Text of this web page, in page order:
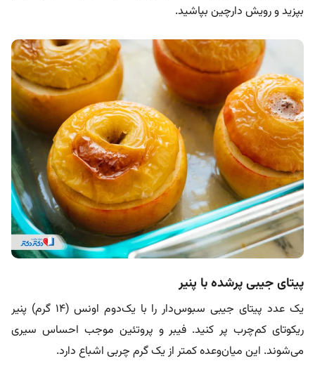
بپزید و رویش دارچین بپاشید.
پیتای جیبی پرشده با پنیر
یک عدد پیتای جیبی سبوس‌دار را با یک‌دوم اونس (۱۴ گرم) پنیر
ریکوتای کم‌چرب پر کنید. فیبر و پروتئین موجب احساس سیری
می‌شوند. این میان‌وعده کمتر از یک گرم چربی اشباع دارد.